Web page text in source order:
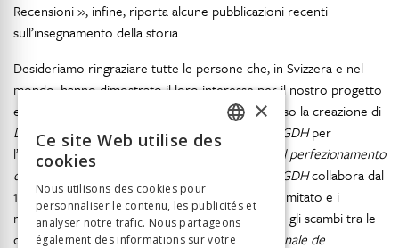
Recensioni », infine, riporta alcune pubblicazioni recenti
sull’insegnamento della storia.
Desideriamo ringraziare tutte le persone che, in Svizzera e nel
mondo, hanno dimostrato il loro interesse per il nostro progetto
e, grazie alla loro partecipazione, hanno permesso la creazione di
Didactica Historica : il comitato ed i membri del GDHper
l’indispensabile sostegno; il
Centro svizzero per il perfezionamento
degli insegnanti delle scuole superiori
GDHcollabora dal
1997 per l’organizzazione del corso annuale; il comitato e i
membri dellaDGGD, molto attivi nel consolidare gli scambi tra le
diverse regioni linguistiche; laCoordination nationale de
ITALIAN
×
Ce site Web utilise des
cookies
Nous utilisons des cookies pour
personnaliser le contenu, les publicités et
analyser notre trafic. Nous partageons
également des informations sur votre